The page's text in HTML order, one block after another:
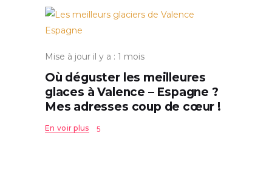
Mise à jour il y a : 1 mois
Où déguster les meilleures
glaces à Valence – Espagne ?
Mes adresses coup de cœur !
En voir plus